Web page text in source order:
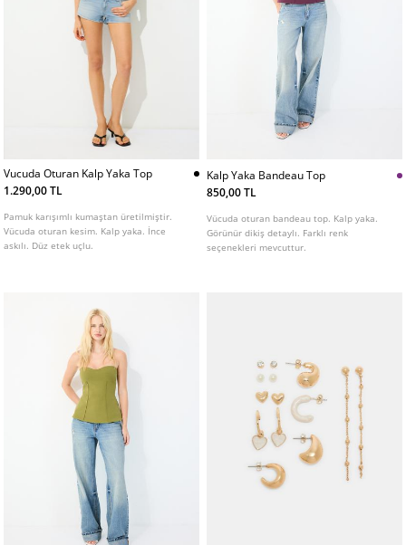
Vucuda Oturan Kalp Yaka Top
1.290,00 TL
Pamuk karışımlı kumaştan üretilmiştir.
Vücuda oturan kesim. Kalp yaka. İnce
askılı. Düz etek uçlu.
Kalp Yaka Bandeau Top
850,00 TL
Vücuda oturan bandeau top. Kalp yaka.
Görünür dikiş detaylı. Farklı renk
seçenekleri mevcuttur.